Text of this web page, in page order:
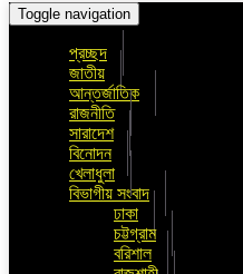
Toggle navigation
প্রচ্ছদ
জাতীয়
আন্তর্জাতিক
রাজনীতি
সারাদেশ
বিনোদন
খেলাধুলা
বিভাগীয় সংবাদ
ঢাকা
চট্টগ্রাম
বরিশাল